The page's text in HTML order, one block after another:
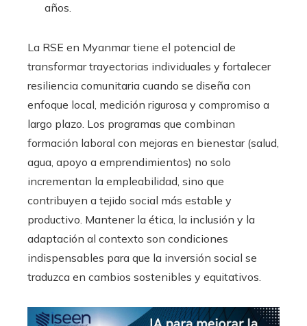
años.
La RSE en Myanmar tiene el potencial de
transformar trayectorias individuales y fortalecer
resiliencia comunitaria cuando se diseña con
enfoque local, medición rigurosa y compromiso a
largo plazo. Los programas que combinan
formación laboral con mejoras en bienestar (salud,
agua, apoyo a emprendimientos) no solo
incrementan la empleabilidad, sino que
contribuyen a tejido social más estable y
productivo. Mantener la ética, la inclusión y la
adaptación al contexto son condiciones
indispensables para que la inversión social se
traduzca en cambios sostenibles y equitativos.